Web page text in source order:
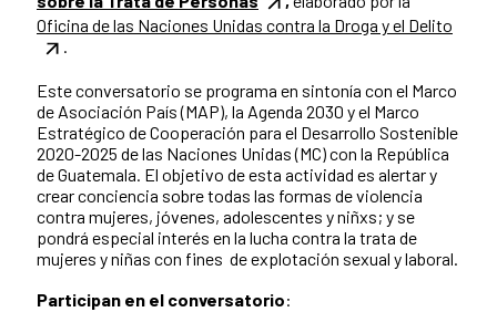
Oficina de las Naciones Unidas contra la Droga y el Delito
.
Este conversatorio se programa en sintonía con el Marco
de Asociación País (MAP), la Agenda 2030 y el Marco
Estratégico de Cooperación para el Desarrollo Sostenible
2020-2025 de las Naciones Unidas (MC) con la República
de Guatemala. El objetivo de esta actividad es alertar y
crear conciencia sobre todas las formas de violencia
contra mujeres, jóvenes, adolescentes y niñxs; y se
pondrá especial interés en la lucha contra la trata de
mujeres y niñas con fines de explotación sexual y laboral.
Participan en el conversatorio: